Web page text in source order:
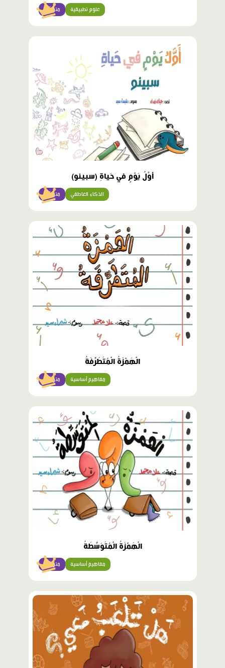
متوسّط علوم تطبيقية
محتوى
مميّز
أَوَّلُ يَوْمٍ في حَياةِ (سبينو)
متوسّط الذكاء العاطفي
محتوى
مميّز
الْهَمْزَةُ الْمُتَطَرِّفَةُ
متوسّط مفاهيم أساسية
محتوى
مميّز
الْهَمْزَةُ الْمُتَوَسِّطَةُ
متوسّط مفاهيم أساسية
محتوى
مميّز